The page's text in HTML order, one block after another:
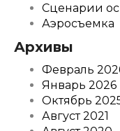
Сценарии
Аэросъемка
Архивы
Февраль
Январь 2026
Октябрь
Август 2021